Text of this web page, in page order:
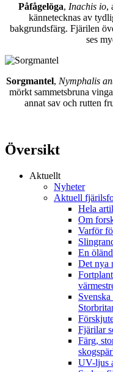
Påfågelöga, Inachis io,
kännetecknas av
bakgrundsfärg. Fjärilen
ses
Sorgmantel, Nymphalis
mörkt sammetsbruna
annat sav och rutten
Översikt
Aktuellt
Nyheter
Aktuell
Hela
Om
Varför
En
Det nya
Fjärilar
Färg,
UV-ljus